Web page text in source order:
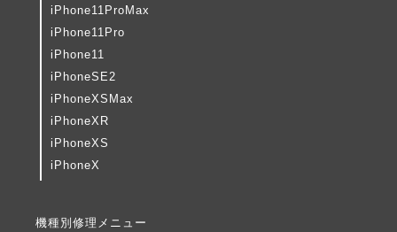
iPhone11ProMax
iPhone11Pro
iPhone11
iPhoneSE2
iPhoneXSMax
iPhoneXR
iPhoneXS
iPhoneX
機種別修理メニュー